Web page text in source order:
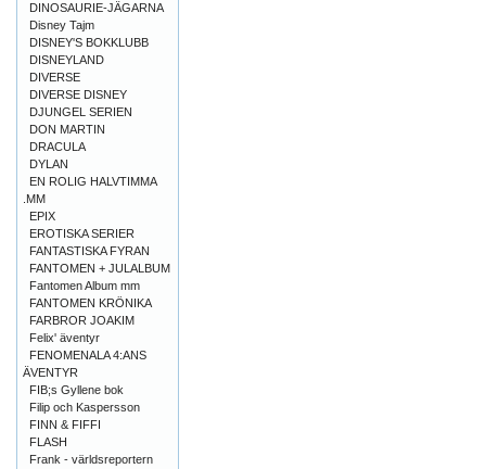
DINOSAURIE-JÄGARNA
Disney Tajm
DISNEY'S BOKKLUBB
DISNEYLAND
DIVERSE
DIVERSE DISNEY
DJUNGEL SERIEN
DON MARTIN
DRACULA
DYLAN
EN ROLIG HALVTIMMA
.MM
EPIX
EROTISKA SERIER
FANTASTISKA FYRAN
FANTOMEN + JULALBUM
Fantomen Album mm
FANTOMEN KRÖNIKA
FARBROR JOAKIM
Felix' äventyr
FENOMENALA 4:ANS
ÄVENTYR
FIB;s Gyllene bok
Filip och Kaspersson
FINN & FIFFI
FLASH
Frank - världsreportern